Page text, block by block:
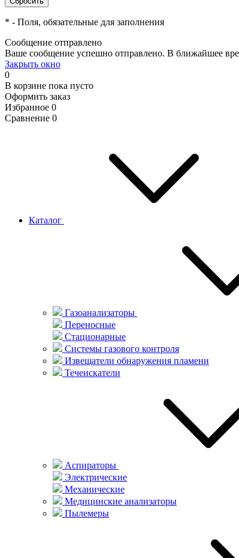
* - Поля, обязательные для заполнения
Сообщение отправлено
Ваше сообщение успешно отправлено. В ближайшее
Закрыть окно
0
В корзине пока пусто
Оформить заказ
Избранное 0
Сравнение 0
Каталог
Газоанализаторы
Переносные
Стационарные
Системы газового контроля
Извещатели обнаружения пламени
Течеискатели
Аспираторы
Электрические
Механические
Медицинские анализаторы
Пылемеры